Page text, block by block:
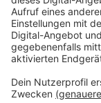
Anzeige
©Antenne
Anzeige